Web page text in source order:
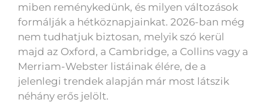
miben reménykedünk, és milyen változások
formálják a hétköznapjainkat. 2026-ban még
nem tudhatjuk biztosan, melyik szó kerül
majd az Oxford, a Cambridge, a Collins vagy a
Merriam-Webster listáinak élére, de a
jelenlegi trendek alapján már most látszik
néhány erős jelölt.